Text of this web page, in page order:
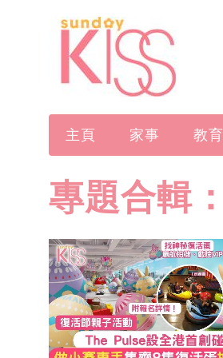
主頁 家事 教育
專題合輯：